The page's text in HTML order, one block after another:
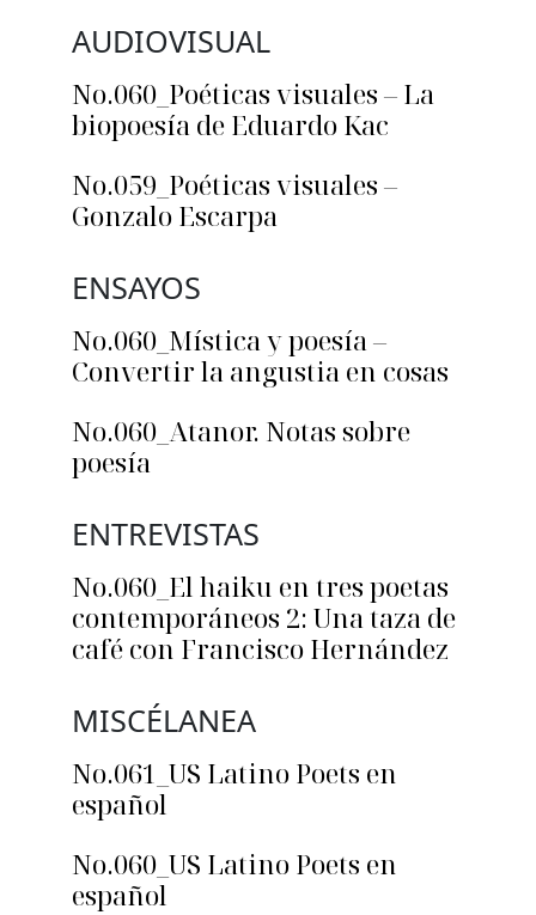
AUDIOVISUAL
No.060_Poéticas visuales – La
biopoesía de Eduardo Kac
No.059_Poéticas visuales –
Gonzalo Escarpa
ENSAYOS
No.060_Mística y poesía –
Convertir la angustia en cosas
No.060_Atanor. Notas sobre
poesía
ENTREVISTAS
No.060_El haiku en tres poetas
contemporáneos 2: Una taza de
café con Francisco Hernández
MISCÉLANEA
No.061_US Latino Poets en
español
No.060_US Latino Poets en
español